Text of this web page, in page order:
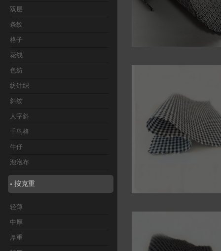
双层
条纹
格子
花线
色纺
纺针织
斜纹
人字斜
千鸟格
牛仔
泡泡布
按克重
轻薄
中厚
厚重